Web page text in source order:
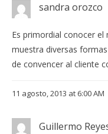
sandra orozco
Es primordial conocer
muestra diversas
de convencer al cliente
11 agosto, 2013 at 6:00 AM
Guillermo